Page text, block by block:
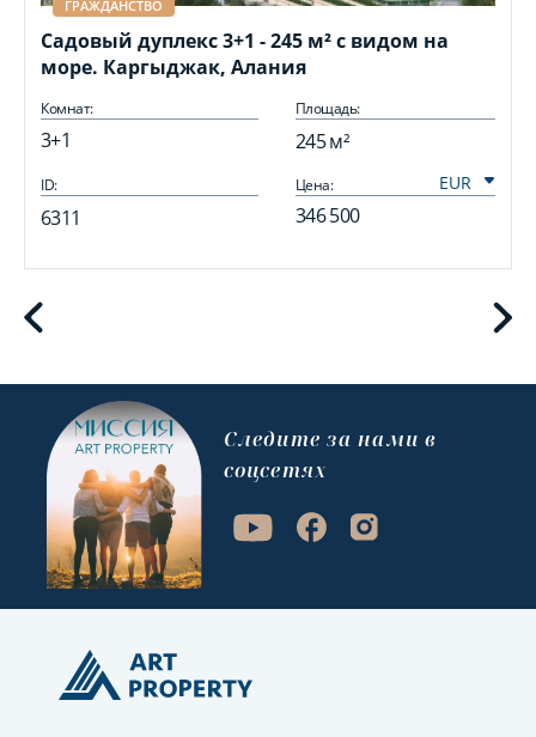
ГРАЖДАНСТВО
Садовый дуплекс 3+1 - 245 м² с видом на
море. Каргыджак, Алания
Комнат:
3+1
Площадь:
245 м²
ID:
6311
Цена:
346 500
Cледите за нами в
соцсетях